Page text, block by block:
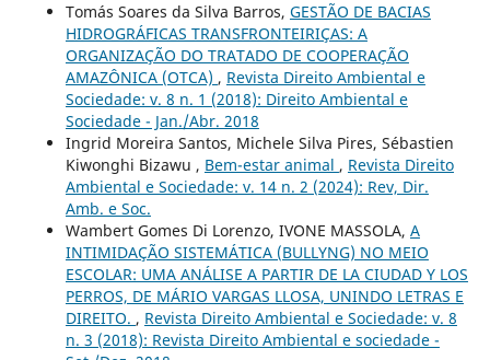
Tomás Soares da Silva Barros, GESTÃO DE BACIAS
HIDROGRÁFICAS TRANSFRONTEIRIÇAS: A
ORGANIZAÇÃO DO TRATADO DE COOPERAÇÃO
AMAZÔNICA (OTCA) , Revista Direito Ambiental e
Sociedade: v. 8 n. 1 (2018): Direito Ambiental e
Sociedade - Jan./Abr. 2018
Ingrid Moreira Santos, Michele Silva Pires, Sébastien
Kiwonghi Bizawu , Bem-estar animal , Revista Direito
Ambiental e Sociedade: v. 14 n. 2 (2024): Rev, Dir.
Amb. e Soc.
Wambert Gomes Di Lorenzo, IVONE MASSOLA, A
INTIMIDAÇÃO SISTEMÁTICA (BULLYNG) NO MEIO
ESCOLAR: UMA ANÁLISE A PARTIR DE LA CIUDAD Y LOS
PERROS, DE MÁRIO VARGAS LLOSA, UNINDO LETRAS E
DIREITO. , Revista Direito Ambiental e Sociedade: v. 8
n. 3 (2018): Revista Direito Ambiental e sociedade -